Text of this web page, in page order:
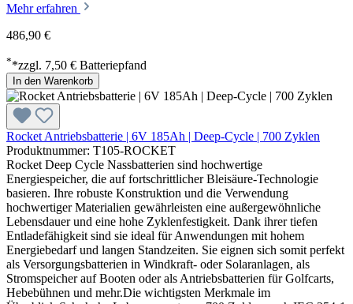
Mehr erfahren
486,90 €
**zzgl. 7,50 € Batteriepfand
In den Warenkorb
Rocket Antriebsbatterie | 6V 185Ah | Deep-Cycle | 700 Zyklen
Produktnummer: T105-ROCKET
Rocket Deep Cycle Nassbatterien sind hochwertige
Energiespeicher, die auf fortschrittlicher Bleisäure-Technologie
basieren. Ihre robuste Konstruktion und die Verwendung
hochwertiger Materialien gewährleisten eine außergewöhnliche
Lebensdauer und eine hohe Zyklenfestigkeit. Dank ihrer tiefen
Entladefähigkeit sind sie ideal für Anwendungen mit hohem
Energiebedarf und langen Standzeiten. Sie eignen sich somit perfekt
als Versorgungsbatterien in Windkraft- oder Solaranlagen, als
Stromspeicher auf Booten oder als Antriebsbatterien für Golfcarts,
Hebebühnen und mehr.Die wichtigsten Merkmale im